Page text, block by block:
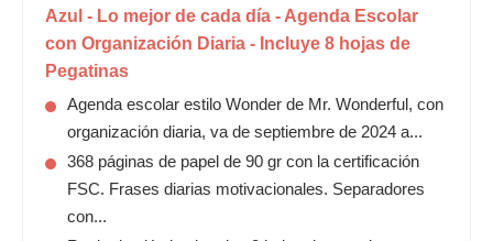
Azul - Lo mejor de cada día - Agenda Escolar
con Organización Diaria - Incluye 8 hojas de
Pegatinas
Agenda escolar estilo Wonder de Mr. Wonderful, con
organización diaria, va de septiembre de 2024 a...
368 páginas de papel de 90 gr con la certificación
FSC. Frases diarias motivacionales. Separadores
con...